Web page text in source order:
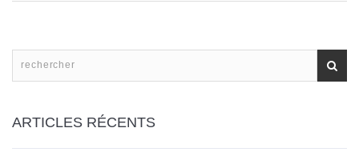
ARTICLES RÉCENTS